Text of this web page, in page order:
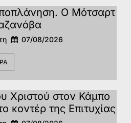
Ο Μότσαρτ
07/08/2026
Χριστού στον Κάμπο
κοντέρ της Επιτυχίας